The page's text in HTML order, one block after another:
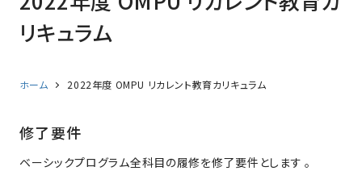
リキュラム
ホーム 2022年度 OMPU リカレント教育カリキュラム
修了要件
ベーシックプログラム全科目の履修を修了要件とします 。